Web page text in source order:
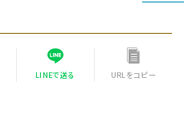
LINEで送る URLをコピー